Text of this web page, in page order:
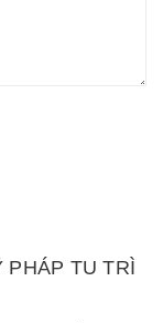
PHÁP TU TRÌ